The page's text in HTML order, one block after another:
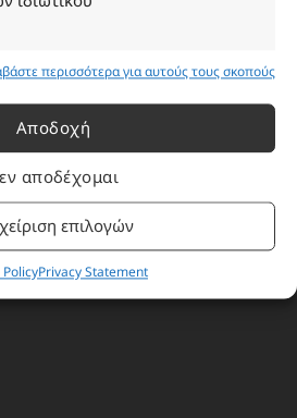
περισσότερα για αυτούς τους σκοπούς
Αποδοχή
αποδέχομαι
επιλογών
Privacy Statement